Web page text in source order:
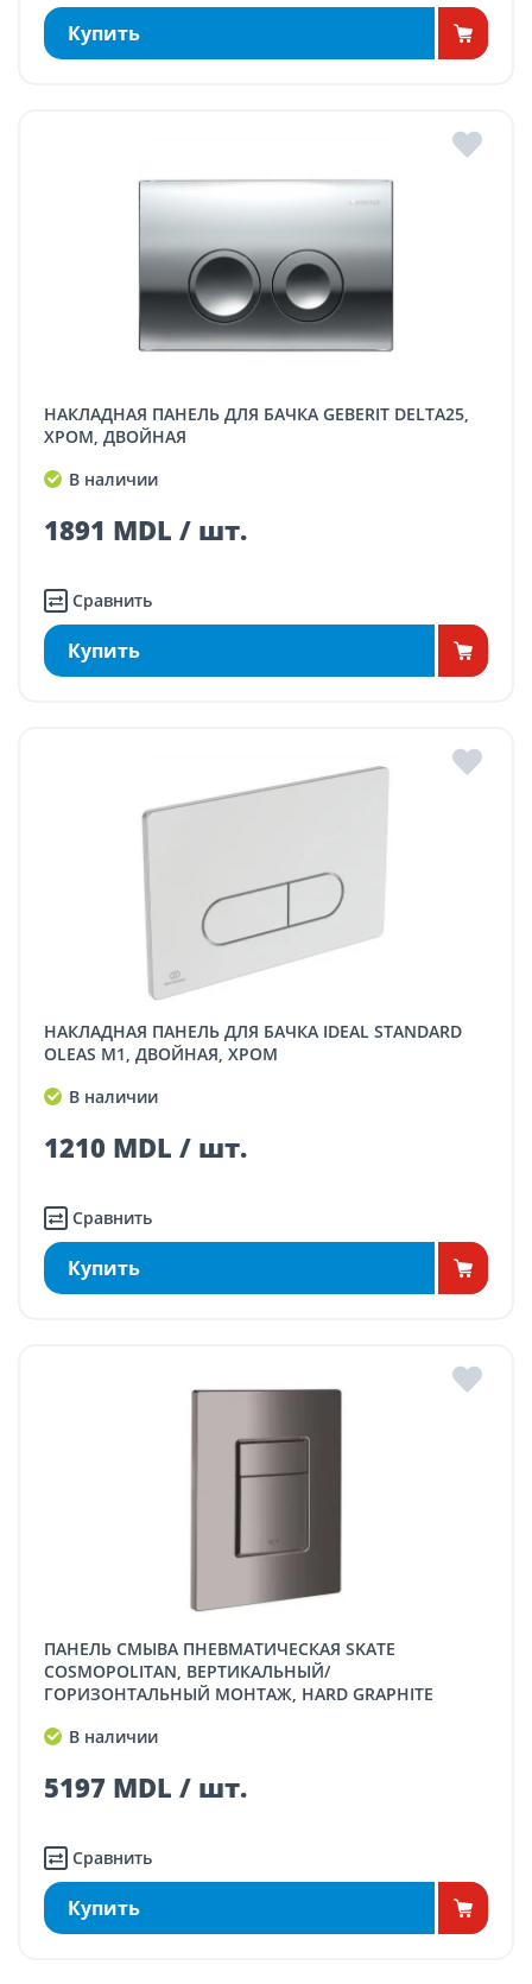
Купить
НАКЛАДНАЯ ПАНЕЛЬ ДЛЯ БАЧКА GEBERIT DELTA25,
ХРОМ, ДВОЙНАЯ
В наличии
1891 MDL / шт.
Сравнить
Купить
НАКЛАДНАЯ ПАНЕЛЬ ДЛЯ БАЧКА IDEAL STANDARD
OLEAS M1, ДВОЙНАЯ, ХРОМ
В наличии
1210 MDL / шт.
Сравнить
Купить
ПАНЕЛЬ СМЫВА ПНЕВМАТИЧЕСКАЯ SKATE
COSMOPOLITAN, ВЕРТИКАЛЬНЫЙ/
ГОРИЗОНТАЛЬНЫЙ МОНТАЖ, HARD GRAPHITE
В наличии
5197 MDL / шт.
Сравнить
Купить